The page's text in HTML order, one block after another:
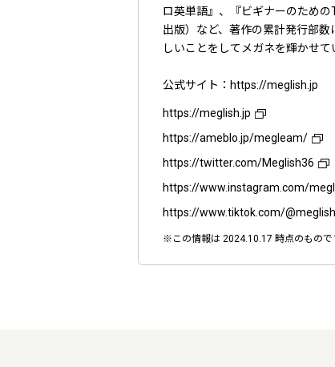
ロ英単語』、『ビギナーのための
出版）など、著作の累計発行部
しいことをしてメガネを輝かせて
公式サイト：https://meglish.jp
https://meglish.jp
https://ameblo.jp/megleam/
https://twitter.com/Meglish36
https://www.instagram.com/
https://www.tiktok.com/
※この情報は 2024.10.17 時点のもので